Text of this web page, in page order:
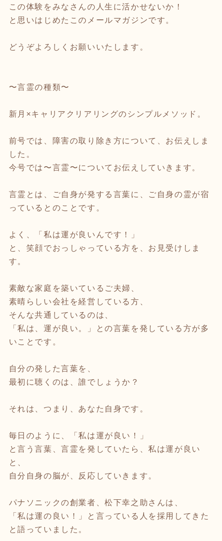
この体験をみなさんの人生に活かせないか！
と思いはじめたこのメールマガジンです。
どうぞよろしくお願いいたします。
〜言霊の種類〜
新月×キャリアクリアリングのシンプルメソッド。
前号では、障害の取り除き方について、お伝えしま
した。
今号では〜言霊〜についてお伝えしていきます。
言霊とは、ご自身が発する言葉に、ご自身の霊が宿
っているとのことです。
よく、「私は運が良いんです！」
と、笑顔でおっしゃっている方を、お見受けしま
す。
素敵な家庭を築いているご夫婦、
素晴らしい会社を経営している方、
そんな共通しているのは、
「私は、運が良い。」との言葉を発している方が多
いことです。
自分の発した言葉を、
最初に聴くのは、誰でしょうか？
それは、つまり、あなた自身です。
毎日のように、「私は運が良い！」
と言う言葉、言霊を発していたら、私は運が良い
と、
自分自身の脳が、反応していきます。
パナソニックの創業者、松下幸之助さんは、
「私は運の良い！」と言っている人を採用してきた
と語っていました。